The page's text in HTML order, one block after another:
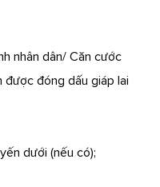
nhân dân/ Căn cước
được đóng dấu giáp lai
dưới (nếu có);